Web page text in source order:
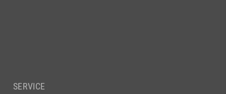
SERVICE